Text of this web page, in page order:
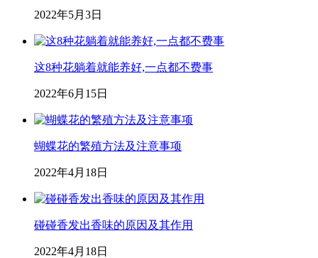
2022年5月3日
这8种花躺着就能养好,一点都不费事
2022年6月15日
蝴蝶花的繁殖方法及注意事项
2022年4月18日
碰碰香发出香味的原因及其作用
2022年4月18日